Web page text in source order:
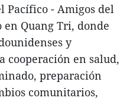
Pacífico - Amigos del
en Quang Tri, donde
y
cooperación en salud,
preparación
comunitarios,